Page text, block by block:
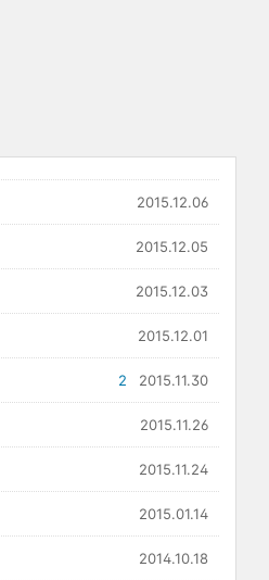
2015.12.06
2015.12.05
2015.12.03
2015.12.01
2015.11.30
2
2015.11.26
2015.11.24
2015.01.14
2014.10.18